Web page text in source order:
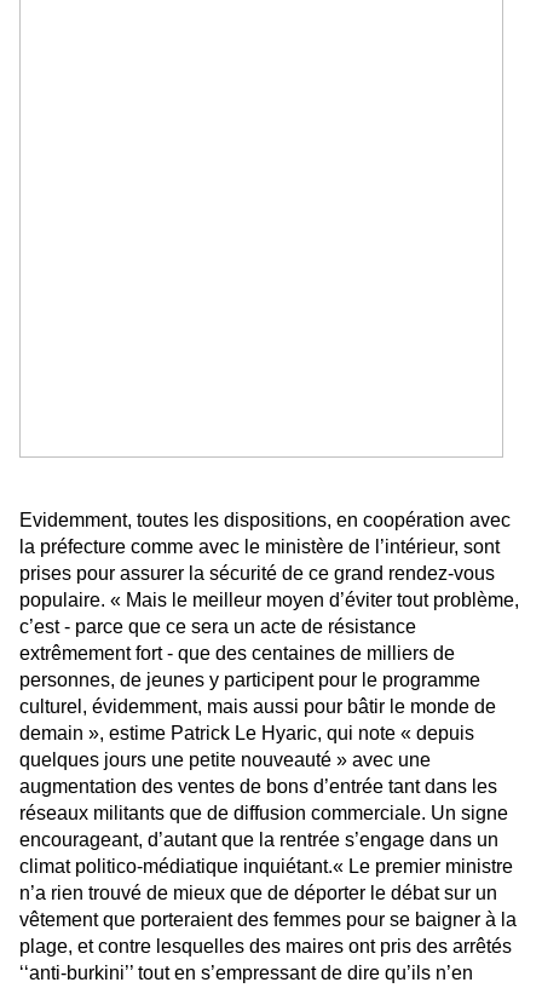
Evidemment, toutes les dispositions, en coopération avec
la préfecture comme avec le ministère de l’intérieur, sont
prises pour assurer la sécurité de ce grand rendez-vous
populaire. « Mais le meilleur moyen d’éviter tout problème,
c’est - parce que ce sera un acte de résistance
extrêmement fort - que des centaines de milliers de
personnes, de jeunes y participent pour le programme
culturel, évidemment, mais aussi pour bâtir le monde de
demain », estime Patrick Le Hyaric, qui note « depuis
quelques jours une petite nouveauté » avec une
augmentation des ventes de bons d’entrée tant dans les
réseaux militants que de diffusion commerciale. Un signe
encourageant, d’autant que la rentrée s’engage dans un
climat politico-médiatique inquiétant.« Le premier ministre
n’a rien trouvé de mieux que de déporter le débat sur un
vêtement que porteraient des femmes pour se baigner à la
plage, et contre lesquelles des maires ont pris des arrêtés
‘‘anti-burkini’’ tout en s’empressant de dire qu’ils n’en